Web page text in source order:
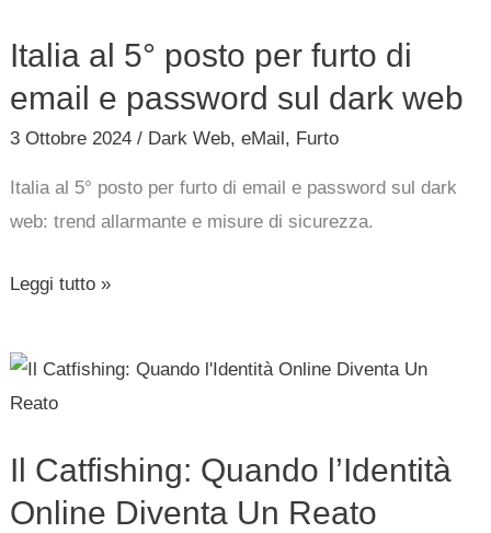
Italia al 5° posto per furto di
email e password sul dark web
3 Ottobre 2024/ Dark Web,eMail , Furto
Italia al 5° posto per furto di email e password sul dark
web: trend allarmante e misure di sicurezza.
posto
per
email
e
sul
web
Leggi tutto »
Il Catfishing: Quando l’Identità
Online Diventa Un Reato
Il
Catfishing:
l’Identità
Online